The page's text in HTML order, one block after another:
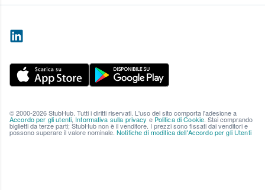
© 2000-2026 StubHub. Tutti i diritti riservati. L'uso del sito comporta l'adesione a
Accordo per gli utenti Informativa sulla privacy e Politica di Cookie . Stai comprando
biglietti da terze parti; StubHub non è il venditore. I prezzi sono fissati dai venditori e
possono superare il valore nominale. Notifiche di modifica dell'Accordo per gli Utenti